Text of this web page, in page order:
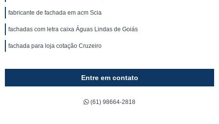
fabricante de fachada em acm Scia
fachadas com letra caixa Águas Lindas de Goiás
fachada para loja cotação Cruzeiro
Entre em contato
(61) 98664-2818